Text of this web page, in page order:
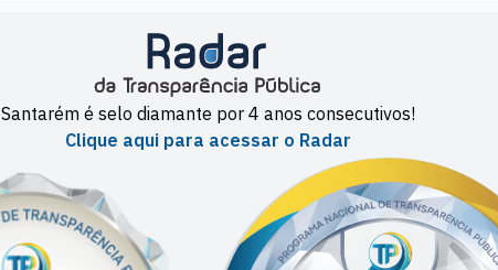
Santarém é selo diamante por 4 anos consecutivos!
Clique aqui para acessar o Radar